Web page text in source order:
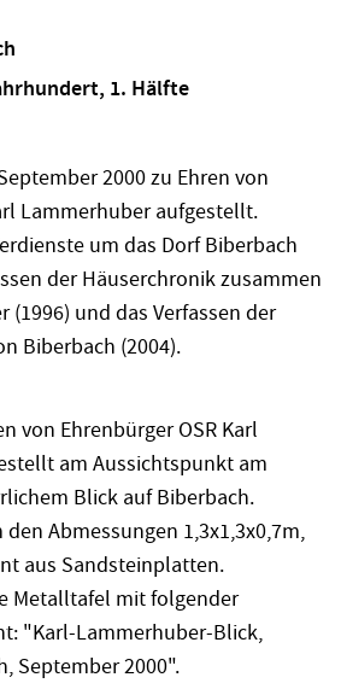
1. Hälfte
2000 zu Ehren von
Lammerhuber aufgestellt.
um das Dorf Biberbach
der Häuserchronik zusammen
(1996) und das Verfassen der
Biberbach (2004).
von Ehrenbürger OSR Karl
am Aussichtspunkt am
Blick auf Biberbach.
Abmessungen 1,3x1,3x0,7m,
aus Sandsteinplatten.
Metalltafel mit folgender
"Karl-Lammerhuber-Blick,
September 2000".